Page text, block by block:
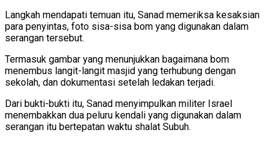
Langkah mendapati temuan itu, Sanad memeriksa kesaksian
para penyintas, foto sisa-sisa bom yang digunakan dalam
serangan tersebut.
Termasuk gambar yang menunjukkan bagaimana bom
menembus langit-langit masjid yang terhubung dengan
sekolah, dan dokumentasi setelah ledakan terjadi.
Dari bukti-bukti itu, Sanad menyimpulkan militer Israel
menembakkan dua peluru kendali yang digunakan dalam
serangan itu bertepatan waktu shalat Subuh.